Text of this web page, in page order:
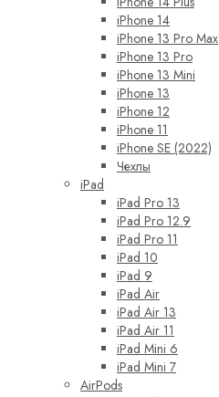
iPhone 14
iPhone 13 Pro Max
iPhone 13 Pro
iPhone 13 Mini
iPhone 13
iPhone 12
iPhone 11
iPhone SE (2022)
Чехлы
iPad
iPad Pro 13
iPad Pro 12.9
iPad Pro 11
iPad 10
iPad 9
iPad Air
iPad Air 13
iPad Air 11
iPad Mini 6
iPad Mini 7
AirPods